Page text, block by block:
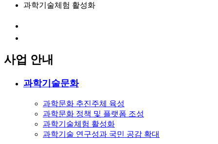
과학기술체험 활성화
사업 안내
과학기술문화
과학문화 추진주체 육성
과학문화 정책 및 플랫폼 조성
과학기술체험 활성화
과학기술 연구성과 국민 공감 확대